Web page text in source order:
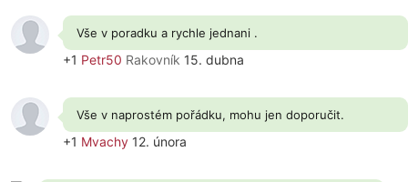
Vše v poradku a rychle jednani .
+1 Petr50 Rakovník 15. dubna
Vše v naprostém pořádku, mohu jen doporučit.
+1 Mvachy 12. února